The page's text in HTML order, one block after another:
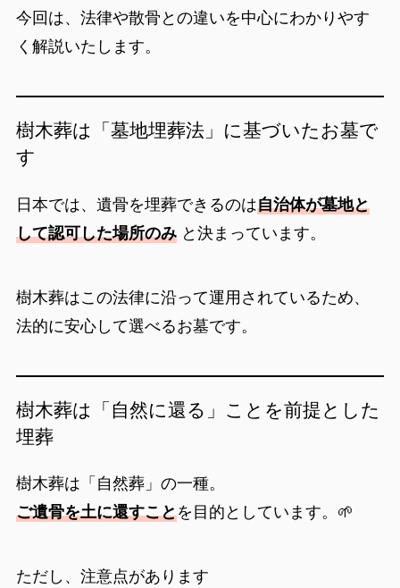
今回は、法律や散骨との違いを中心にわかりやす
く解説いたします。
樹木葬は「墓地埋葬法」に基づいたお墓で
す
日本では、遺骨を埋葬できるのは自治体が墓地と
して認可した場所のみと決まっています。
樹木葬はこの法律に沿って運用されているため、
法的に安心して選べるお墓です。
樹木葬は「自然に還る」ことを前提とした
埋葬
樹木葬は「自然葬」の一種。
ご遺骨を土に還すことを目的としています。🌱
ただし、注意点があります